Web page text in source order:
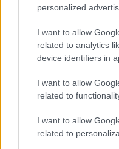
personalized
I want to allow
related to analytics
device identifiers in
I want to allow
related to
I want to allow
related to
megváltozott menet
borzalmas indítást
példány körül kelt el
játék hírét, úgy
végeredmény olyan
vállalhatónak
nagyobb sikersztori